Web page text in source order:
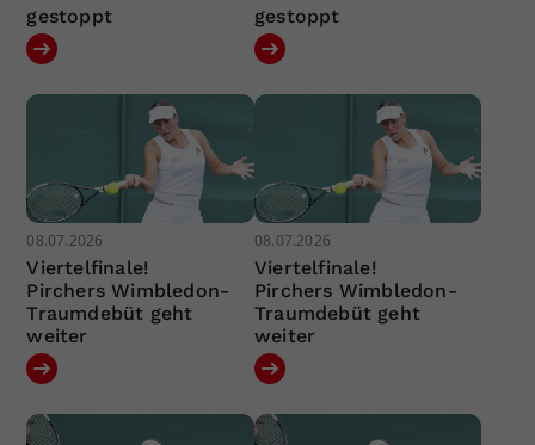
gestoppt
gestoppt
08.07.2026
Viertelfinale!
Pirchers Wimbledon-
Traumdebüt geht
weiter
08.07.2026
Viertelfinale!
Pirchers Wimbledon-
Traumdebüt geht
weiter